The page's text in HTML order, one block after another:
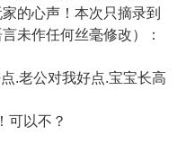
的心声！本次只摘录到
未作任何丝毫修改）：
.老公对我好点.宝宝长高
可以不？